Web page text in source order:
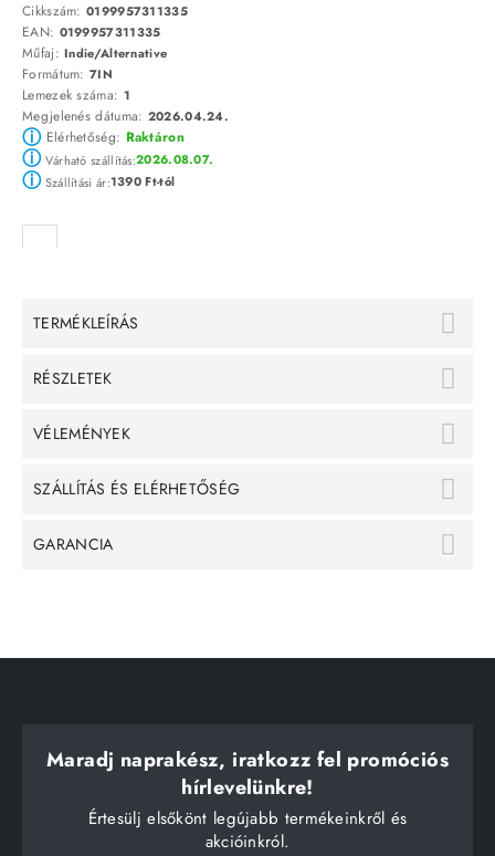
Cikkszám: 0199957311335
EAN: 0199957311335
Műfaj:Indie/Alternative
Formátum: 7IN
Lemezek száma: 1
Megjelenés dátuma: 2026.04.24.
ⓘElérhetőség: Raktáron
ⓘVárható szállítás:2026.08.07.
ⓘSzállítási ár:1390 Ft-tól
TERMÉKLEÍRÁS
RÉSZLETEK
VÉLEMÉNYEK
SZÁLLÍTÁS ÉS ELÉRHETŐSÉG
GARANCIA
Maradj naprakész, iratkozz fel promóciós
hírlevelünkre!
Értesülj elsőkönt legújabb termékeinkről és
akcióinkról.